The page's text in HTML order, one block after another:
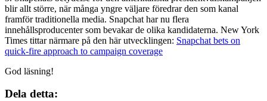
blir allt större, när många yngre väljare föredrar den som kanal
framför traditionella media. Snapchat har nu flera
innehållsproducenter som bevakar de olika kandidaterna. New York
Times tittar närmare på den här utvecklingen: Snapchat bets on
quick-fire approach to campaign coverage
God läsning!
Dela detta: